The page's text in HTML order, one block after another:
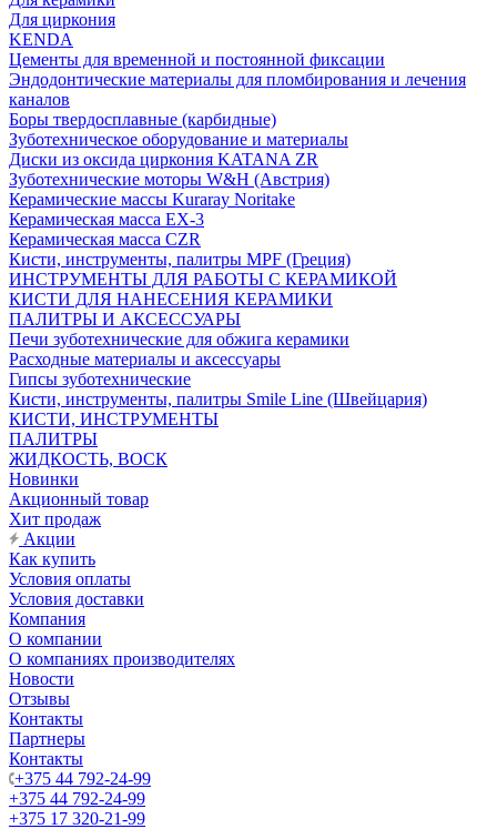
Для циркония
KENDA
Цементы для временной и постоянной фиксации
Эндодонтические материалы для пломбирования и лечения
каналов
Боры твердосплавные (карбидные)
Зуботехническое оборудование и материалы
Диски из оксида циркония KATANA ZR
Зуботехнические моторы W&H (Австрия)
Керамические массы Kuraray Noritake
Керамическая масса EX-3
Керамическая масса CZR
Кисти, инструменты, палитры MPF (Греция)
ИНСТРУМЕНТЫ ДЛЯ РАБОТЫ С КЕРАМИКОЙ
КИСТИ ДЛЯ НАНЕСЕНИЯ КЕРАМИКИ
ПАЛИТРЫ И АКСЕССУАРЫ
Печи зуботехнические для обжига керамики
Расходные материалы и аксессуары
Гипсы зуботехнические
Кисти, инструменты, палитры Smile Line (Швейцария)
КИСТИ, ИНСТРУМЕНТЫ
ПАЛИТРЫ
ЖИДКОСТЬ, ВОСК
Новинки
Акционный товар
Хит продаж
Акции
Как купить
Условия оплаты
Условия доставки
Компания
О компании
О компаниях производителях
Новости
Отзывы
Контакты
Партнеры
Контакты
+375 44 792-24-99
+375 44 792-24-99
+375 17 320-21-99